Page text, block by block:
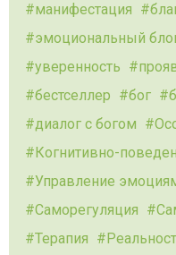
манифестация
эмоциональный
уверенность
бестселлер
бог
диалог с богом
Когнитивно-
Управление
Саморегуляция
Терапия